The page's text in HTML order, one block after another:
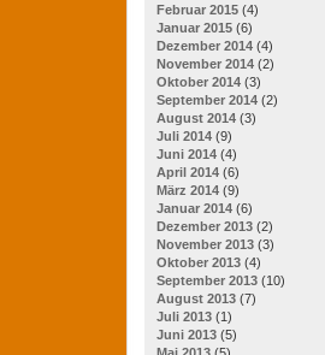
Februar 2015 (4)
Januar 2015 (6)
Dezember 2014 (4)
November 2014 (2)
Oktober 2014 (3)
September 2014 (2)
August 2014 (3)
Juli 2014 (9)
Juni 2014 (4)
April 2014 (6)
März 2014 (9)
Januar 2014 (6)
Dezember 2013 (2)
November 2013 (3)
Oktober 2013 (4)
September 2013 (10)
August 2013 (7)
Juli 2013 (1)
Juni 2013 (5)